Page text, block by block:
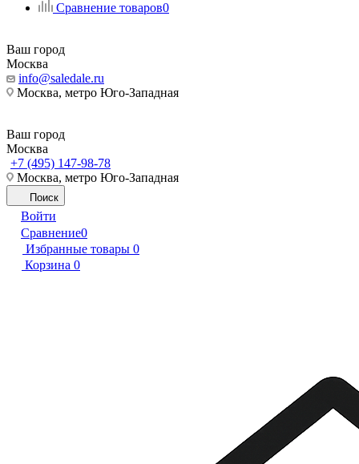
Сравнение товаров0
Ваш город
Москва
info@saledale.ru
Москва, метро Юго-Западная
Ваш город
Москва
+7 (495) 147-98-78
Москва, метро Юго-Западная
Поиск
Войти
Сравнение0
Избранные товары 0
Корзина 0